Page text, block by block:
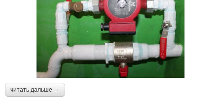
читать дальше →